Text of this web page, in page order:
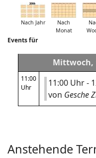
Nach Jahr
Nach
Monat
Events für
Mittwoch,
11:00
Uhr
11:00 Uhr -
von Gesche
Anstehende